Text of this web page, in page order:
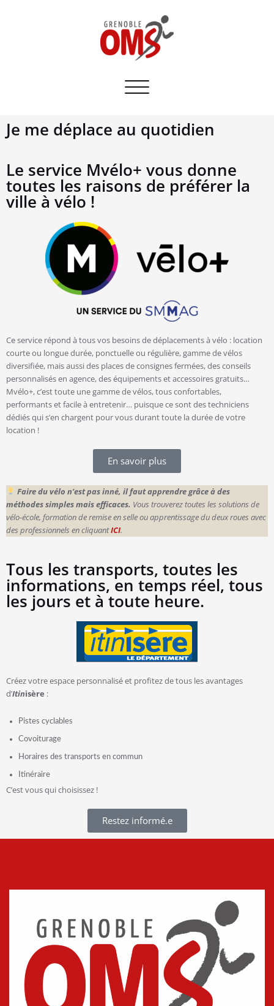
Afficher/masquer
Je me déplace au quotidien
Le service Mvélo+ vous donne
toutes les raisons de préférer la
ville à vélo !
Ce service répond à tous vos besoins de déplacements à vélo : location
courte ou longue durée, ponctuelle ou régulière, gamme de vélos
diversifiée, mais aussi des places de consignes fermées, des conseils
personnalisés en agence, des équipements et accessoires gratuits…
Mvélo+, c’est toute une gamme de vélos, tous confortables,
performants et facile à entretenir… puisque ce sont des techniciens
dédiés qui s’en chargent pour vous durant toute la durée de votre
location !
En savoir plus
Faire du vélo n’est pas inné, il faut apprendre grâce à des
méthodes simples mais efficaces. Vous trouverez toutes les solutions de
vélo-école, formation de remise en selle ou apprentissage du deux roues avec
des professionnels en cliquantICI.
Tous les transports, toutes les
informations, en temps réel, tous
les jours et à toute heure.
Créez votre espace personnalisé et profitez de tous les avantages
d’Itinisère :
Pistes cyclables
Covoiturage
Horaires des transports en commun
Itinéraire
C’est vous qui choisissez !
Restez informé.e